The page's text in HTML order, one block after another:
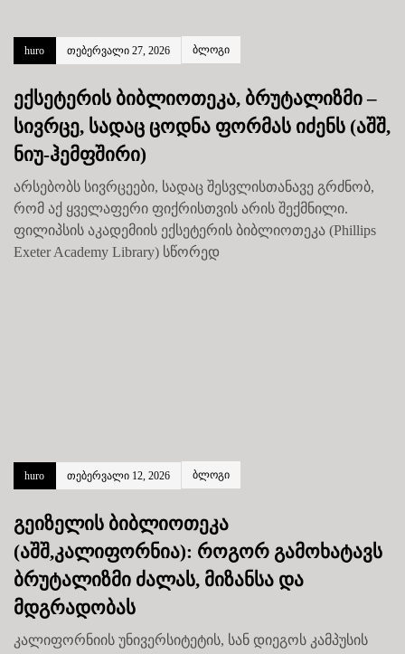
huro თებერვალი 27, 2026 ბლოგი
ექსეტერის ბიბლიოთეკა, ბრუტალიზმი –
სივრცე, სადაც ცოდნა ფორმას იძენს (აშშ,
ნიუ-ჰემფშირი)
არსებობს სივრცეები, სადაც შესვლისთანავე გრძნობ,
რომ აქ ყველაფერი ფიქრისთვის არის შექმნილი.
ფილიპსის აკადემიის ექსეტერის ბიბლიოთეკა (Phillips
Exeter Academy Library) სწორედ
huro თებერვალი 12, 2026 ბლოგი
გეიზელის ბიბლიოთეკა
(აშშ,კალიფორნია): როგორ გამოხატავს
ბრუტალიზმი ძალას, მიზანსა და
მდგრადობას
კალიფორნიის უნივერსიტეტის, სან დიეგოს კამპუსის